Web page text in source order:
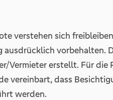
und Rheine. Den
verstehen sich
ausdrücklich vorbehalten.
Vermieter erstellt. Für
vereinbart, dass
werden.